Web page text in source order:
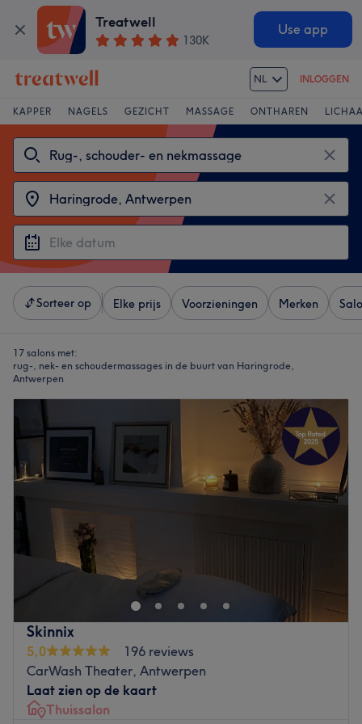
Treatwell
130K
Use app
NL INLOGGEN
KAPPER NAGELS GEZICHT MASSAGE ONTHAREN
Sorteer op Elke prijs Voorzieningen Merken
17 salons met:
rug-, nek- en schoudermassages in de buurt van Haringrode,
Antwerpen
Skinnix
5,0
196 reviews
CarWash Theater, Antwerpen
Laat zien op de kaart
Thuissalon